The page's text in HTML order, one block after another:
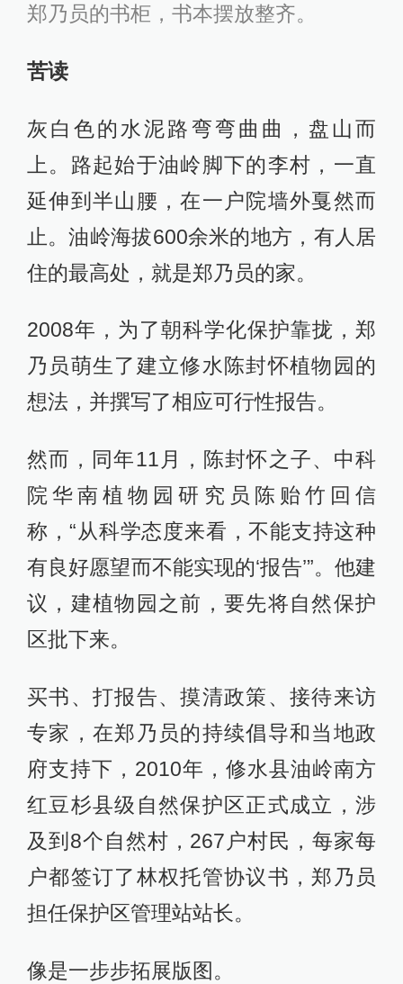
郑乃员的书柜，书本摆放整齐。
苦读
灰白色的水泥路弯弯曲曲，盘山而
上。路起始于油岭脚下的李村，一直
延伸到半山腰，在一户院墙外戛然而
止。油岭海拔600余米的地方，有人居
住的最高处，就是郑乃员的家。
2008年，为了朝科学化保护靠拢，郑
乃员萌生了建立修水陈封怀植物园的
想法，并撰写了相应可行性报告。
然而，同年11月，陈封怀之子、中科
院华南植物园研究员陈贻竹回信
称，“从科学态度来看，不能支持这种
有良好愿望而不能实现的‘报告’”。他建
议，建植物园之前，要先将自然保护
区批下来。
买书、打报告、摸清政策、接待来访
专家，在郑乃员的持续倡导和当地政
府支持下，2010年，修水县油岭南方
红豆杉县级自然保护区正式成立，涉
及到8个自然村，267户村民，每家每
户都签订了林权托管协议书，郑乃员
担任保护区管理站站长。
像是一步步拓展版图。